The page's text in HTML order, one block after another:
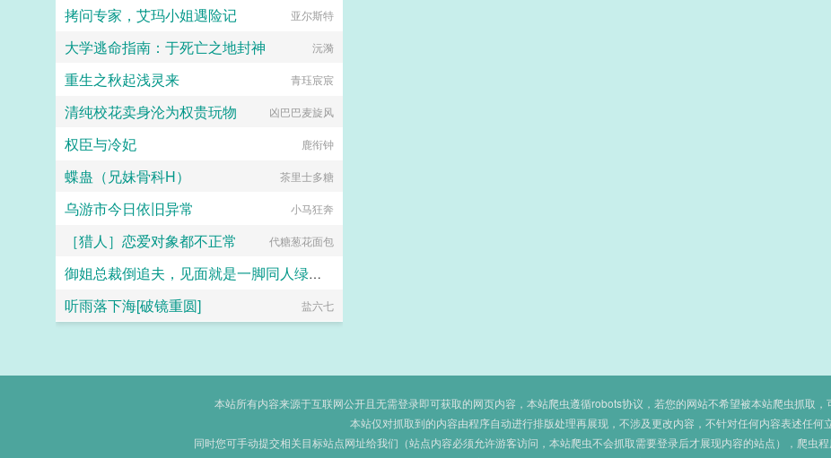
拷问专家，艾玛小姐遇险记
亚尔斯特
大学逃命指南：于死亡之地封神 沅漪
重生之秋起浅灵来 青珏宸宸
清纯校花卖身沦为权贵玩物 凶巴巴麦旋风
权臣与冷妃 鹿衔钟
蝶蛊（兄妹骨科H） 茶里士多糖
乌游市今日依旧异常 小马狂奔
［猎人］恋爱对象都不正常 代糖葱花面包
御姐总裁倒追夫，见面就是一脚同人绿帽短篇之李涛的幻想
giotto0086
听雨落下海[破镜重圆] 盐六七
本站所有内容来源于互联网公开且无需登录即可获取的网页内容，本站爬虫遵循robots协议，若您的网站不希望被本站爬虫抓取，
本站仅对抓取到的内容由程序自动进行排版处理再展现，不涉及更改内容，不针对任何内容表述任何立
同时您可手动提交相关目标站点网址给我们（站点内容必须允许游客访问，本站爬虫不会抓取需要登录后才展现内容的站点），爬虫程